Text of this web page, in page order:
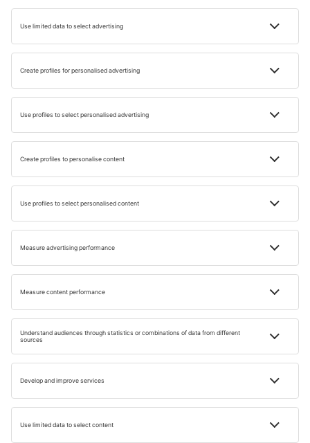
Cestovatelskéinspirace pro vás
Objevte nový způsob cestování s naším newsletterem!